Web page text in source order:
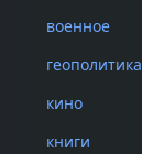
военное
геополитика
кино
книги